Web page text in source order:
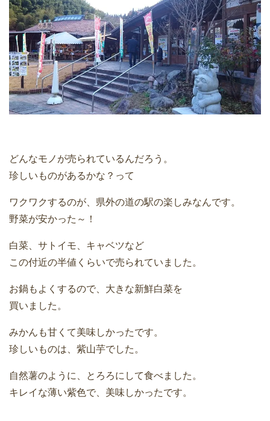
どんなモノが売られているんだろう。
珍しいものがあるかな？って
ワクワクするのが、県外の道の駅の楽しみなんです。
野菜が安かった～！
白菜、サトイモ、キャベツなど
この付近の半値くらいで売られていました。
お鍋もよくするので、大きな新鮮白菜を
買いました。
みかんも甘くて美味しかったです。
珍しいものは、紫山芋でした。
自然薯のように、とろろにして食べました。
キレイな薄い紫色で、美味しかったです。